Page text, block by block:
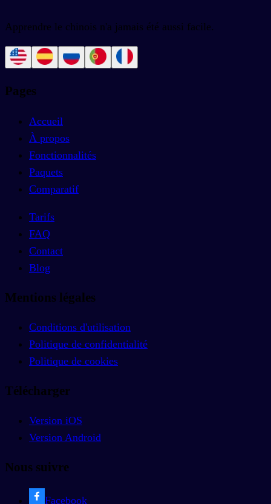
Apprendre le chinois n'a jamais été aussi facile.
Pages
Accueil
À propos
Fonctionnalités
Paquets
Comparatif
Tarifs
FAQ
Contact
Blog
Mentions légales
Conditions d'utilisation
Politique de confidentialité
Politique de cookies
Télécharger
Version iOS
Version Android
Nous suivre
Facebook